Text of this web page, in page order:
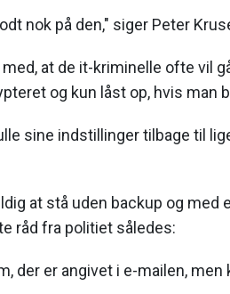
nok på den," siger Peter
at de it-kriminelle ofte vil
og kun låst op, hvis man
sine indstillinger tilbage til
at stå uden backup og med
råd fra politiet således:
der er angivet i e-mailen,